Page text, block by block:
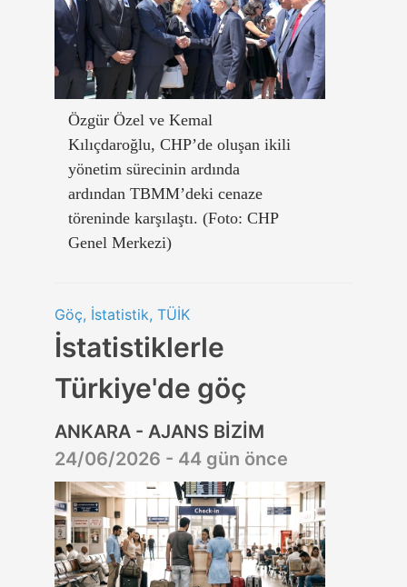
Özgür Özel ve Kemal
Kılıçdaroğlu, CHP’de oluşan ikili
yönetim sürecinin ardında
ardından TBMM’deki cenaze
töreninde karşılaştı. (Foto: CHP
Genel Merkezi)
Göç, İstatistik, TÜİK
İstatistiklerle
Türkiye'de göç
ANKARA - AJANS BİZİM
24/06/2026 - 44 gün önce